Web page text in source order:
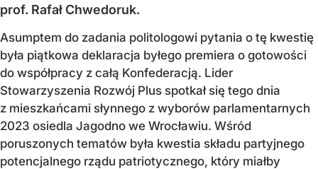
prof. Rafał Chwedoruk.
Asumptem do zadania politologowi pytania o tę kwestię
była piątkowa deklaracja byłego premiera o gotowości
do współpracy z całą Konfederacją. Lider
Stowarzyszenia Rozwój Plus spotkał się tego dnia
z mieszkańcami słynnego z wyborów parlamentarnych
2023 osiedla Jagodno we Wrocławiu. Wśród
poruszonych tematów była kwestia składu partyjnego
potencjalnego rządu patriotycznego, który miałby